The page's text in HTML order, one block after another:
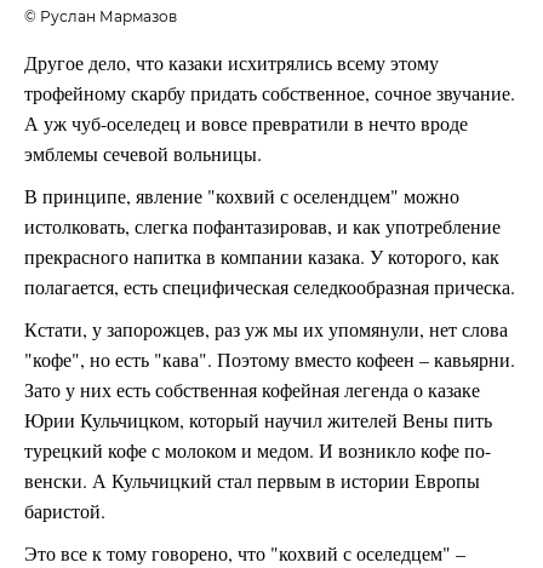
© Руслан Мармазов
Другое дело, что казаки исхитрялись всему этому
трофейному скарбу придать собственное, сочное звучание.
А уж чуб-оселедец и вовсе превратили в нечто вроде
эмблемы сечевой вольницы.
В принципе, явление "кохвий с оселендцем" можно
истолковать, слегка пофантазировав, и как употребление
прекрасного напитка в компании казака. У которого, как
полагается, есть специфическая селедкообразная прическа.
Кстати, у запорожцев, раз уж мы их упомянули, нет слова
"кофе", но есть "кава". Поэтому вместо кофеен – кавьярни.
Зато у них есть собственная кофейная легенда о казаке
Юрии Кульчицком, который научил жителей Вены пить
турецкий кофе с молоком и медом. И возникло кофе по-
венски. А Кульчицкий стал первым в истории Европы
баристой.
Это все к тому говорено, что "кохвий с оселедцем" –